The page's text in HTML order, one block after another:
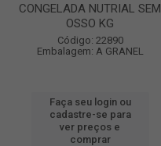
CONGELADA NUTRIAL SEM
OSSO KG
Código: 22890
Embalagem: A GRANEL
Faça seu login ou
cadastre-se para
ver preços e
comprar